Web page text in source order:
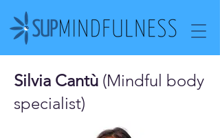
Silvia Cantù (Mindful body
specialist)